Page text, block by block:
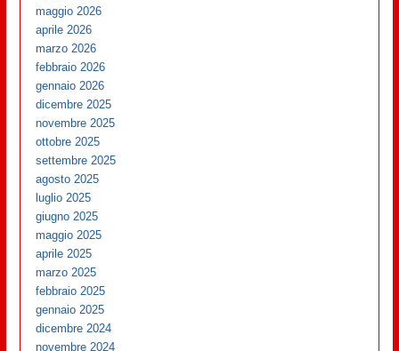
maggio 2026
aprile 2026
marzo 2026
febbraio 2026
gennaio 2026
dicembre 2025
novembre 2025
ottobre 2025
settembre 2025
agosto 2025
luglio 2025
giugno 2025
maggio 2025
aprile 2025
marzo 2025
febbraio 2025
gennaio 2025
dicembre 2024
novembre 2024